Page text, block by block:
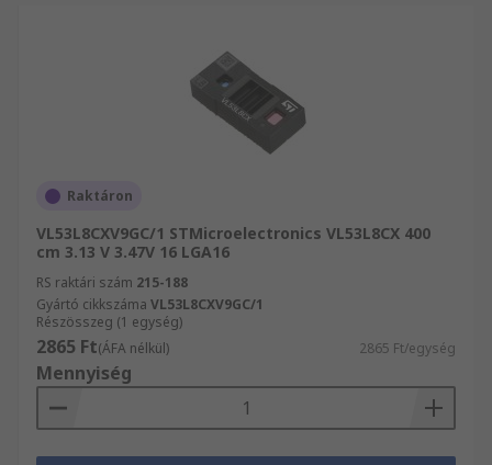
Raktáron
VL53L8CXV9GC/1 STMicroelectronics VL53L8CX 400
cm 3.13 V 3.47V 16 LGA16
RS raktári szám 215-188
Gyártó cikkszáma VL53L8CXV9GC/1
Részösszeg (1 egység)
2865 Ft(ÁFA nélkül) 2865 Ft/egység
Mennyiség